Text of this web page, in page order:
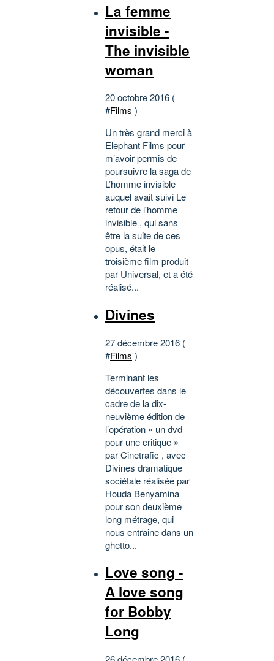
La femme
invisible -
The invisible
woman
20 octobre 2016 (
#Films )
Un très grand merci à
Elephant Films pour
m’avoir permis de
poursuivre la saga de
L’homme invisible
auquel avait suivi Le
retour de l'homme
invisible , qui sans
être la suite de ces
opus, était le
troisième film produit
par Universal, et a été
réalisé...
Divines
27 décembre 2016 (
#Films )
Terminant les
découvertes dans le
cadre de la dix-
neuvième édition de
l’opération « un dvd
pour une critique »
par Cinetrafic , avec
Divines dramatique
sociétale réalisée par
Houda Benyamina
pour son deuxième
long métrage, qui
nous entraine dans un
ghetto...
Love song -
A love song
for Bobby
Long